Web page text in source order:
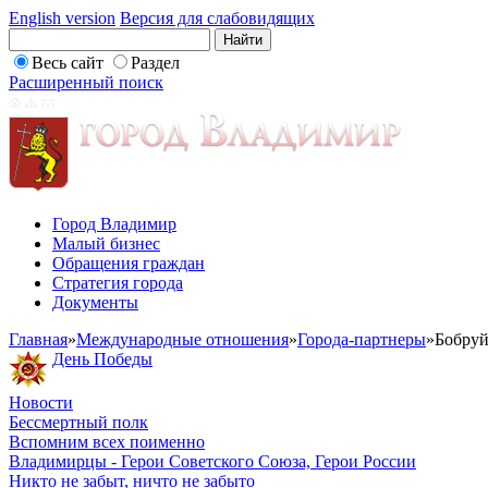
English version Версия для слабовидящих
Весь сайт
Раздел
Расширенный поиск
Город Владимир
Малый бизнес
Обращения граждан
Стратегия города
Документы
Главная»Международные отношения»Города-партнеры»
День Победы
Новости
Бессмертный полк
Вспомним всех поименно
Владимирцы - Герои Советского Союза, Герои России
Никто не забыт, ничто не забыто